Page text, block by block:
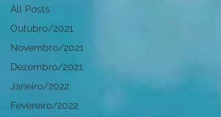
All Posts
Outubro/2021
Novembro/2021
Dezembro/2021
Janeiro/2022
Fevereiro/2022